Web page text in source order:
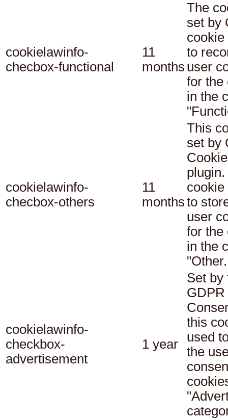
cookielawinfo-
checbox-functional
11
months
The
set by
cookie
to
user
for the
in the
cookielawinfo-
checbox-others
11
months
This
set by
cookie
to
user
for the
in the
"Other.
cookielawinfo-
checkbox-
advertisement
1 year
Set by
this
used
the